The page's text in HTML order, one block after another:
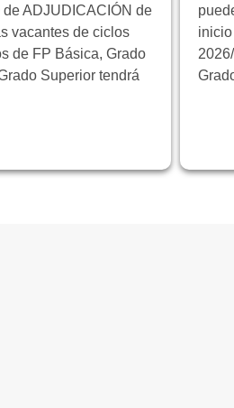
de ADJUDICACIÓN de
vacantes de ciclos
de FP Básica, Grado
Superior tendrá